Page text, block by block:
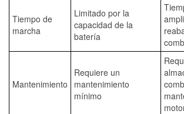
Tiempo de
marcha
Limitado por la
capacidad de la
batería
Mantenimiento
Requiere un
mantenimiento
mínimo